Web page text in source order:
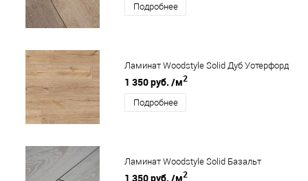
Подробнее
Ламинат Woodstyle Solid Дуб Уотерфорд
1 350 руб. /м2
Подробнее
Ламинат Woodstyle Solid Базальт
1 350 руб. /м2